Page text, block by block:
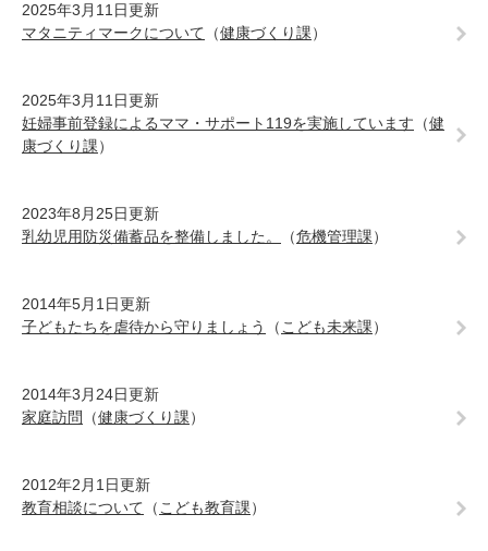
2025年3月11日更新
マタニティマークについて （健康づくり課）
2025年3月11日更新
妊婦事前登録によるママ・サポート119を実施しています （健
康づくり課）
2023年8月25日更新
乳幼児用防災備蓄品を整備しました。
（危機管理課）
2014年5月1日更新
子どもたちを虐待から守りましょう
（ こども未来課）
2014年3月24日更新
家庭訪問
（健康づくり課）
2012年2月1日更新
教育相談について （ こども教育課）